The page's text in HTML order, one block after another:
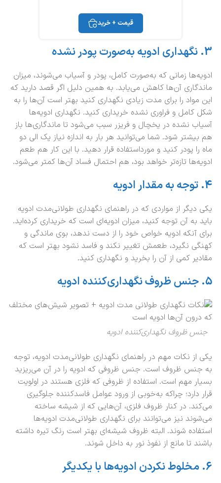
قیمت + خرید
3. نگهداری ادویه به‌صورت پودر نشده
ادویه‌ها زمانی که به‌صورت کامل، پودر و آسیاب می‌شوند، میزان
ماندگاری آن‌ها کاهش می‌یابد. به همین دلیل اگر قصد دارید که
این مواد را برای مدت زیادی نگهداری کنید بهتر است آن‌ها را به
شکل کامل و فراوری نشده خریداری کنید. نگهداری ادویه‌ها
آسیاب نشده در یخچال و فریزر سبب می‌شود تا ماندگاری‌ها باز
هم بیشتر شود. شما می‌توانید هر بار به اندازه نیاز یک الی دو
ماه را پودر کنید و مورداستفاده قرار دهید. با این کار هم طعم
ادویه‌ها تازه‌تر خواهد بود، هم احتمال فساد آن‌ها کمتر می‌شود.
4. توجه به مقدار ادویه
یکی دیگر از مواردی که در راهنمای نگهداری طولانی‌مدت ادویه
باید به آن توجه کنید، میزان ادویه‌ای است که خریداری کرده‌اید.
برای آنکه ادویه خواص خود را از دست ندهد، بوی ماندگی و
کهنگی نگیرد، طعمش تغییر نکند و فاسد نشود بهتر است که
مقادیر کمی از آن را بخرید و نگهداری کنید.
5. جنس ظروف نگهداری‌کننده ادویه
جنس ظروف نگهداری‌کننده ادویه
یکی از نکات مهم در راهنمای نگهداری طولانی‌مدت ادویه، توجه
به جنس ظروف است. جنس ظروفی که ادویه را در آن می‌ریزید
بسیار مهم است. استفاده از ظروفی که فلزی هستند در اولویت
قرار دارد؛ چراکه به‌خوبی از ورود عوامل فاسدکننده جلوگیری
می‌کند. در کنار ظروف فلزی، آن‌هایی که از شیشه ساخته
می‌شوند نیز می‌توانند برای نگهداری طولانی‌مدت ادویه‌ها
استفاده شوند. البته ظروف شیشه‌ای بهتر است رنگ تیره داشته
باشند تا مانع از نفوذ نور به داخل شوند.
6. مخلوط نکردن ادویه‌ها با یکدیگر